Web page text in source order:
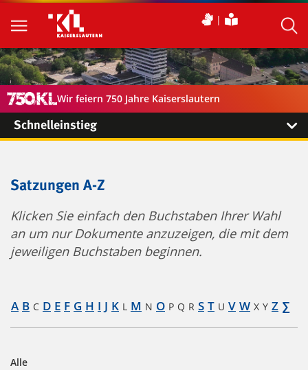
Wir feiern 750 Jahre Kaiserslautern
Schnelleinstieg
Satzungen A-Z
Klicken Sie einfach den Buchstaben Ihrer Wahl
an um nur Dokumente anzuzeigen, die mit dem
jeweiligen Buchstaben beginnen.
A B C D E F G H I J K L M N O P Q R S T U V W X Y Z ∑
Alle